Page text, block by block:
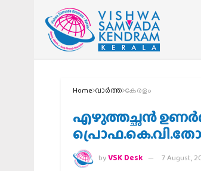
Home വാര്‍ത്ത കേരളം
എഴുത്തച്ഛന്‍
byVSK Desk 7 August,